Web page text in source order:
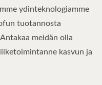
ydinteknologiamme
tuotannosta
meidän olla
kasvun ja